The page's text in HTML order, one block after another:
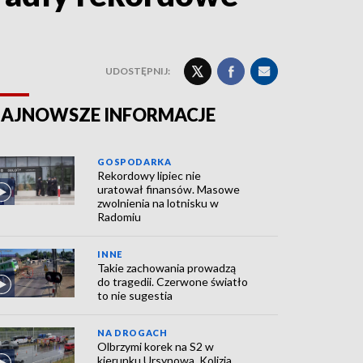
UDOSTĘPNIJ:
INFORMACJE
GOSPODARKA
Rekordowy lipiec nie
uratował finansów. Masowe
zwolnienia na lotnisku w
Radomiu
INNE
Takie zachowania prowadzą
do tragedii. Czerwone światło
to nie sugestia
NA DROGACH
Olbrzymi korek na S2 w
kierunku Ursynowa. Kolizja